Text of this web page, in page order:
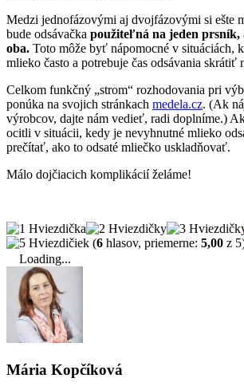
Medzi jednofázovými aj dvojfázovými si ešte
bude odsávačka použiteľná na jeden prsník,
oba. Toto môže byť nápomocné v situáciách,
mlieko často a potrebuje čas odsávania skrátiť
Celkom funkčný „strom“ rozhodovania pri
ponúka na svojich stránkach medela.cz. (Ak
výrobcov, dajte nám vedieť, radi doplníme.)
ocitli v situácii, kedy je nevyhnutné mlieko
prečítať, ako to odsaté mliečko uskladňovať.
Málo dojčiacich komplikácií želáme!
(6 hlasov, priemerne: 5,00 z
Loading...
Mária Kopčíková